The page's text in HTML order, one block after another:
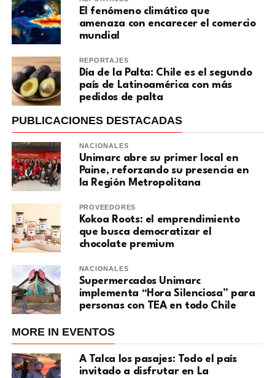
El fenómeno climático que
amenaza con encarecer el comercio
mundial
REPORTAJES
Día de la Palta: Chile es el segundo
país de Latinoamérica con más
pedidos de palta
PUBLICACIONES DESTACADAS
NACIONALES
Unimarc abre su primer local en
Paine, reforzando su presencia en
la Región Metropolitana
PROVEEDORES
Kokoa Roots: el emprendimiento
que busca democratizar el
chocolate premium
NACIONALES
Supermercados Unimarc
implementa “Hora Silenciosa” para
personas con TEA en todo Chile
MORE IN EVENTOS
A Talca los pasajes: Todo el país
invitado a disfrutar en La